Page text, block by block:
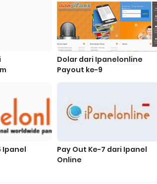
Dolar dari Ipanelonline
Payout ke-9
Ipanel
Pay Out Ke-7 dari Ipanel
Online